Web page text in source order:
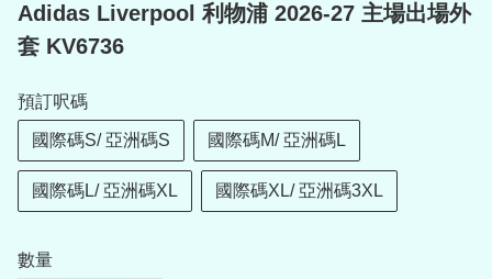
Adidas Liverpool 利物浦 2026-27 主場出場外
套 KV6736
預訂呎碼
國際碼S/ 亞洲碼S 國際碼M/ 亞洲碼L
國際碼L/ 亞洲碼XL 國際碼XL/ 亞洲碼3XL
數量